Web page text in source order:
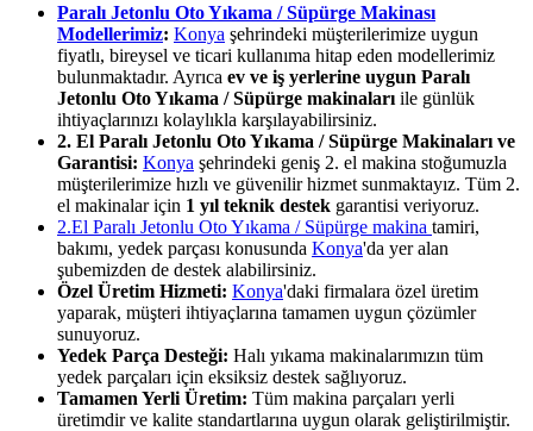
Paralı Jetonlu Oto Yıkama / Süpürge Makinası
Modellerimiz: Konya şehrindeki müşterilerimize uygun
fiyatlı, bireysel ve ticari kullanıma hitap eden modellerimiz
bulunmaktadır. Ayrıca ev ve iş yerlerine uygun Paralı
Jetonlu Oto Yıkama / Süpürge makinaları ile günlük
ihtiyaçlarınızı kolaylıkla karşılayabilirsiniz.
2. El Paralı Jetonlu Oto Yıkama / Süpürge Makinaları ve
Garantisi: Konya şehrindeki geniş 2. el makina stoğumuzla
müşterilerimize hızlı ve güvenilir hizmet sunmaktayız. Tüm 2.
el makinalar için 1 yıl teknik destek garantisi veriyoruz.
2.El Paralı Jetonlu Oto Yıkama / Süpürge makina tamiri,
bakımı, yedek parçası konusunda Konya'da yer alan
şubemizden de destek alabilirsiniz.
Özel Üretim Hizmeti: Konya'daki firmalara özel üretim
yaparak, müşteri ihtiyaçlarına tamamen uygun çözümler
sunuyoruz.
Yedek Parça Desteği: Halı yıkama makinalarımızın tüm
yedek parçaları için eksiksiz destek sağlıyoruz.
Tamamen Yerli Üretim: Tüm makina parçaları yerli
üretimdir ve kalite standartlarına uygun olarak geliştirilmiştir.